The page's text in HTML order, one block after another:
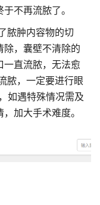
不再流脓了。
脓肿内容物的切
除，囊壁不清除的
一直流脓，无法愈
脓，一定要进行眼
如遇特殊情况需及
加大手术难度。